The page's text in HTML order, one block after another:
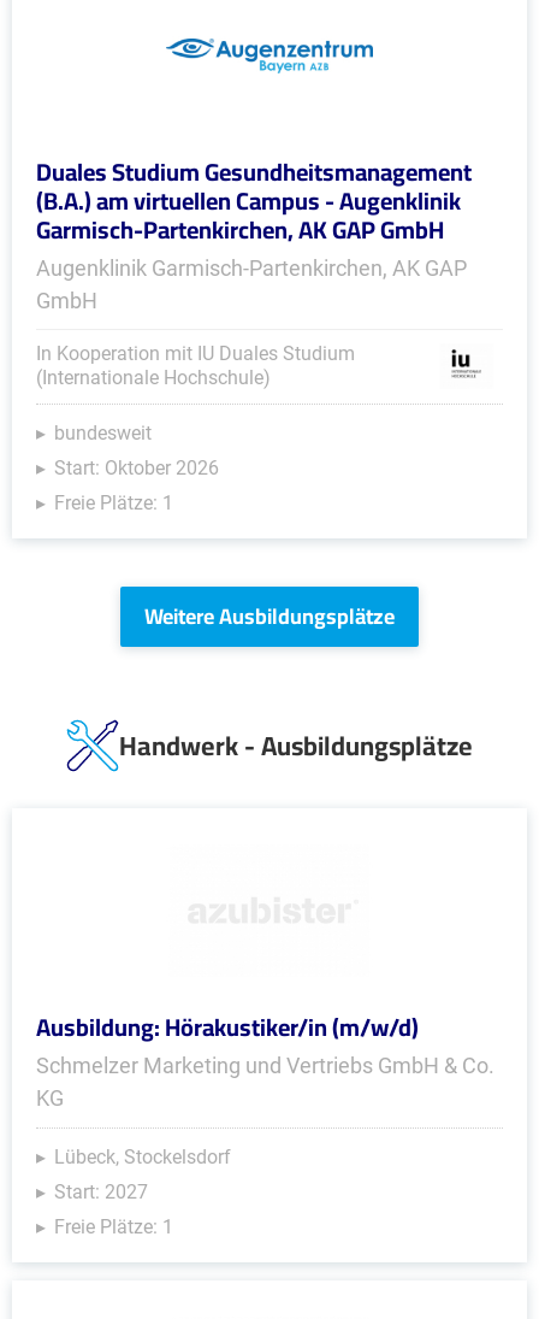
Duales Studium Gesundheitsmanagement
(B.A.) am virtuellen Campus - Augenklinik
Garmisch-Partenkirchen, AK GAP GmbH
Augenklinik Garmisch-Partenkirchen, AK GAP
GmbH
In Kooperation mit IU Duales Studium
(Internationale Hochschule)
bundesweit
Start: Oktober 2026
Freie Plätze: 1
Weitere Ausbildungsplätze
Handwerk - Ausbildungsplätze
Ausbildung: Hörakustiker/in (m/w/d)
Schmelzer Marketing und Vertriebs GmbH & Co.
KG
Lübeck, Stockelsdorf
Start: 2027
Freie Plätze: 1